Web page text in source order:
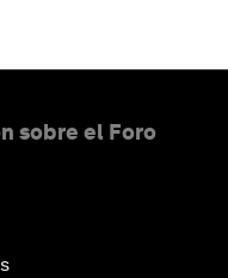
sobre el Foro